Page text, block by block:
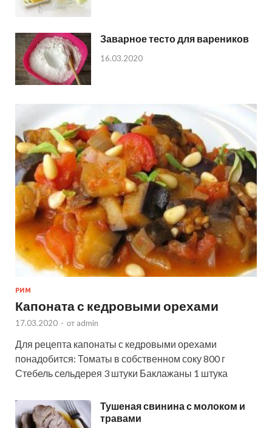
Заварное тесто для вареников
16.03.2020
РИМ
Капоната с кедровыми орехами
17.03.2020 - от admin
Для рецепта капонаты с кедровыми орехами
понадобится: Томаты в собственном соку 800 г
Стебель сельдерея 3 штуки Баклажаны 1 штука
Тушеная свинина с молоком и
травами